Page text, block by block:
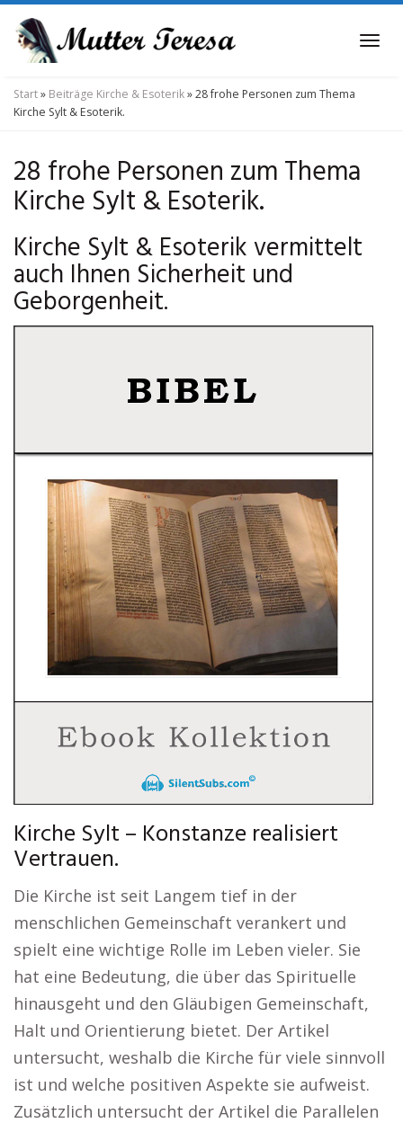
Skip
main
content
Start» Beiträge Kirche & Esoterik»28 frohe Personen zum Thema
Kirche Sylt & Esoterik.
28 frohe Personen zum Thema
Kirche Sylt & Esoterik.
Kirche Sylt & Esoterik vermittelt
auch Ihnen Sicherheit und
Geborgenheit.
Kirche Sylt – Konstanze realisiert
Vertrauen.
Die Kirche ist seit Langem tief in der
menschlichen Gemeinschaft verankert und
spielt eine wichtige Rolle im Leben vieler. Sie
hat eine Bedeutung, die über das Spirituelle
hinausgeht und den Gläubigen Gemeinschaft,
Halt und Orientierung bietet. Der Artikel
untersucht, weshalb die Kirche für viele sinnvoll
ist und welche positiven Aspekte sie aufweist.
Zusätzlich untersucht der Artikel die Parallelen